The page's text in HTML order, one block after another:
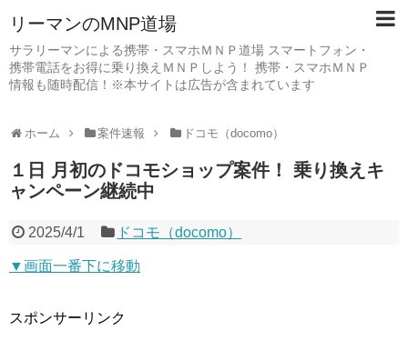
リーマンのMNP道場
サラリーマンによる携帯・スマホＭＮＰ道場 スマートフォン・
携帯電話をお得に乗り換えＭＮＰしよう！ 携帯・スマホＭＮＰ
情報も随時配信！※本サイトは広告が含まれています
ホーム 案件速報 ドコモ（docomo）
１日 月初のドコモショップ案件！ 乗り換えキ
ャンペーン継続中
2025/4/1 ドコモ（docomo）
▼画面一番下に移動
スポンサーリンク